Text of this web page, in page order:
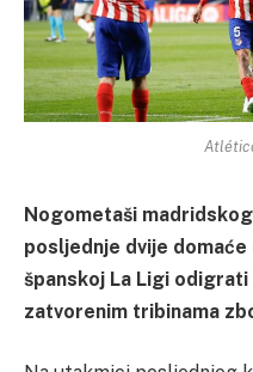
Nogometaši
posljednje dvije
španskoj La Ligi
zatvorenim tribinama